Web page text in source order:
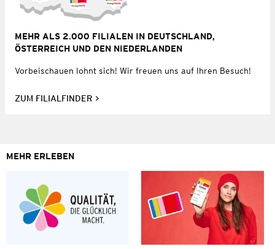
MEHR ALS 2.000 FILIALEN IN DEUTSCHLAND,
ÖSTERREICH UND DEN NIEDERLANDEN
Vorbeischauen lohnt sich! Wir freuen uns auf Ihren Besuch!
ZUM FILIALFINDER
MEHR ERLEBEN